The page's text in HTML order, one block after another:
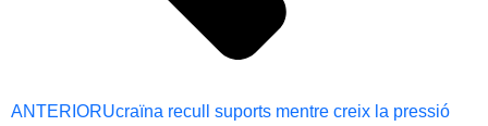
ANTERIORUcraïna recull suports mentre creix la pressió